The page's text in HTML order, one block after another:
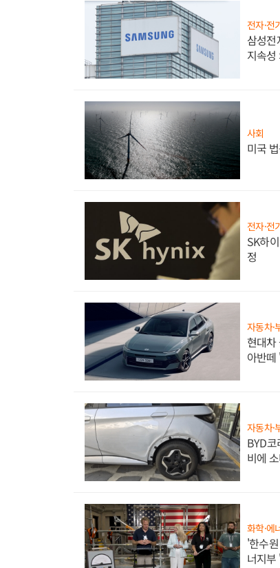
전자·전
삼성전
지속성
사회
미국
전자·전
SK하
정
자동차·
현대차
아반떼
자동차·
BYD
비에
화학·에
'한수
너지